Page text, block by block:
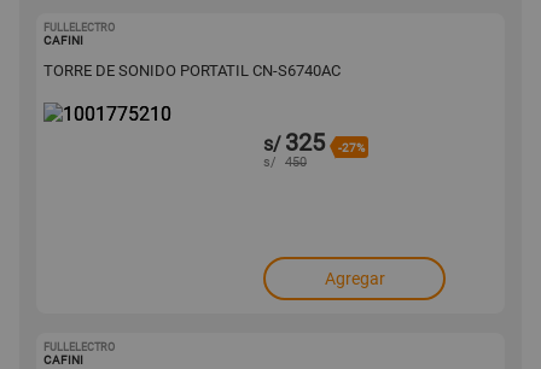
FULLELECTRO
CAFINI
TORRE DE SONIDO PORTATIL CN-S6740AC
s/ 325 -27%
s/ 450
Agregar
FULLELECTRO
CAFINI